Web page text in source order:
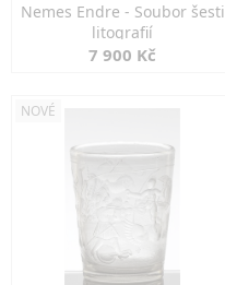
Nemes Endre - Soubor šesti
litografií
7 900 Kč
NOVÉ